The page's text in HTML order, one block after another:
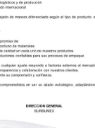
eget risus vitae
fermentum ex,
vitae metus
sit amet fringilla
purus, vitae
turpis.
erat arcu, ultricies
Nunc bibendum,